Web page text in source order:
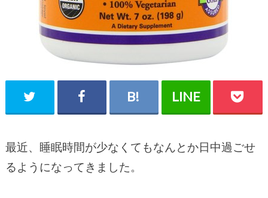
最近、睡眠時間が少なくてもなんとか日中過ごせ
るようになってきました。